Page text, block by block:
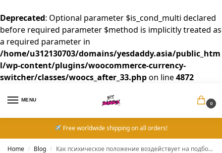
Deprecated: Optional parameter $is_cond_multi declared
before required parameter $method is implicitly treated as
a required parameter in
/home/u312130703/domains/yesdaddy.asia/public_htm
l/wp-content/plugins/woocommerce-currency-
switcher/classes/woocs_after_33.phpon line4872
MENU
0
Free worldwide shipping on all orders!
Home / Blog / Как психическое положение воздействует на подбор решений